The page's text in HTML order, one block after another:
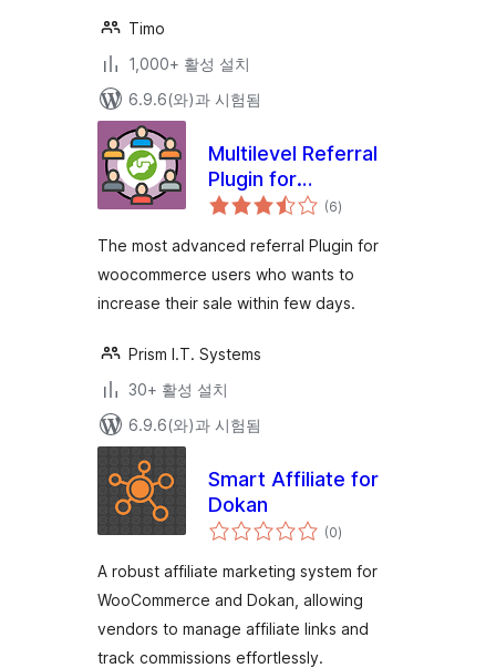
Timo
1,000+ 활성 설치
6.9.6(와)과 시험됨
Multilevel Referral
Plugin for
WooCommerce
(6전
체
점
)
The most advanced referral Plugin for
woocommerce users who wants to
increase their sale within few days.
Prism I.T. Systems
30+ 활성 설치
6.9.6(와)과 시험됨
Smart Affiliate for
Dokan
(0전
체
점
)
A robust affiliate marketing system for
WooCommerce and Dokan, allowing
vendors to manage affiliate links and
track commissions effortlessly.